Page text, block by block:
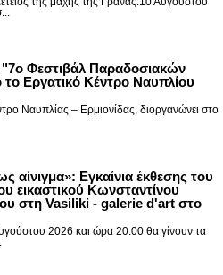
"7ο Φεστιβάλ Παραδοσιακών
Εργατικό Κέντρο Ναυπλίου
Ναυπλίας – Ερμιονίδας, διοργανώνει στο
αίνιγμα»: Εγκαίνια έκθεσης του
εικαστικού Κωνσταντίνου
στη Vasiliki - galerie d'art στο
2026 και ώρα 20:00 θα γίνουν τα